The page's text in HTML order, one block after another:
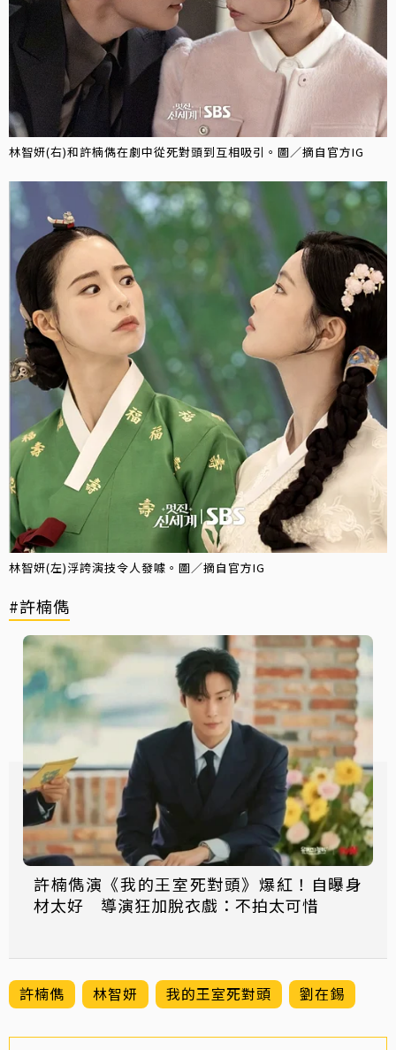
林智妍(右)和許楠儁在劇中從死對頭到互相吸引。圖／摘自官方IG
林智妍(左)浮誇演技令人發噱。圖／摘自官方IG
#許楠儁
許楠儁演《我的王室死對頭》爆紅！自曝身
材太好 導演狂加脫衣戲：不拍太可惜
許楠儁 林智妍 我的王室死對頭 劉在錫